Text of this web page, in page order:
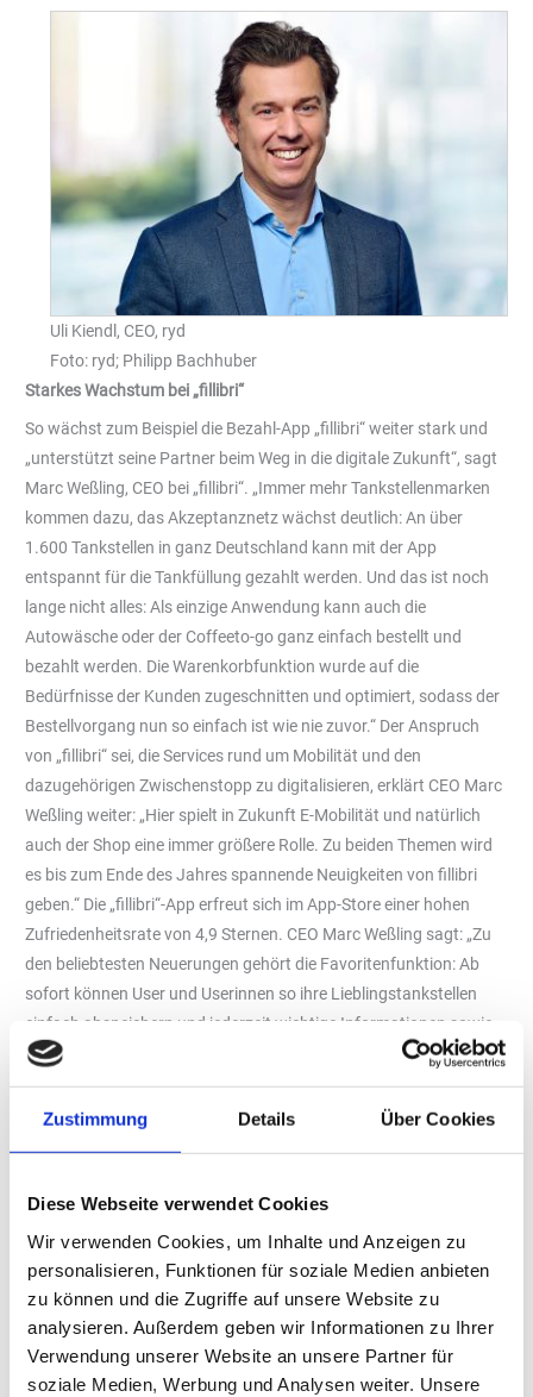
Zustimmung Details Über Cookies
Diese Webseite verwendet Cookies
Wir verwenden Cookies, um Inhalte und Anzeigen zu
personalisieren, Funktionen für soziale Medien anbieten
zu können und die Zugriffe auf unsere Website zu
analysieren. Außerdem geben wir Informationen zu Ihrer
Verwendung unserer Website an unsere Partner für
soziale Medien, Werbung und Analysen weiter. Unsere
Uli Kiendl, CEO, ryd
Foto: ryd; Philipp Bachhuber
Starkes Wachstum bei „fillibri“
So wächst zum Beispiel die Bezahl-App „fillibri“ weiter stark und
„unterstützt seine Partner beim Weg in die digitale Zukunft“, sagt
Marc Weßling, CEO bei „fillibri“. „Immer mehr Tankstellenmarken
kommen dazu, das Akzeptanznetz wächst deutlich: An über
1.600 Tankstellen in ganz Deutschland kann mit der App
entspannt für die Tankfüllung gezahlt werden. Und das ist noch
lange nicht alles: Als einzige Anwendung kann auch die
Autowäsche oder der Coffeeto-go ganz einfach bestellt und
bezahlt werden. Die Warenkorbfunktion wurde auf die
Bedürfnisse der Kunden zugeschnitten und optimiert, sodass der
Bestellvorgang nun so einfach ist wie nie zuvor.“ Der Anspruch
von „fillibri“ sei, die Services rund um Mobilität und den
dazugehörigen Zwischenstopp zu digitalisieren, erklärt CEO Marc
Weßling weiter: „Hier spielt in Zukunft E-Mobilität und natürlich
auch der Shop eine immer größere Rolle. Zu beiden Themen wird
es bis zum Ende des Jahres spannende Neuigkeiten von fillibri
geben.“ Die „fillibri“-App erfreut sich im App-Store einer hohen
Zufriedenheitsrate von 4,9 Sternen. CEO Marc Weßling sagt: „Zu
den beliebtesten Neuerungen gehört die Favoritenfunktion: Ab
sofort können User und Userinnen so ihre Lieblingstankstellen
einfach abspeichern und jederzeit wichtige Informationen sowie
die Preise der Stationen abrufen.“ Um die Kunden trotz digitaler
Bezahlung in den Tankstellenshop zu locken, fügte „fillibri“
gemeinsam mit der „Westfalen AG“ die Funktion „Click & Collect“
Jahres der Kaffee aus dem Auto heraus per App ausgewählt und
bezahlt werden. Anschließend geht es ohne Anstehen oder
Bezahlung vor Ort direkt zur Abholung an der Ausgabe – so
schnell und bequem geht der Kaffeegenuss mit ‚fillibri‘ und der
‚Westfalen AG‘.“ Sukzessive sollen weitere „Westfalen“- und